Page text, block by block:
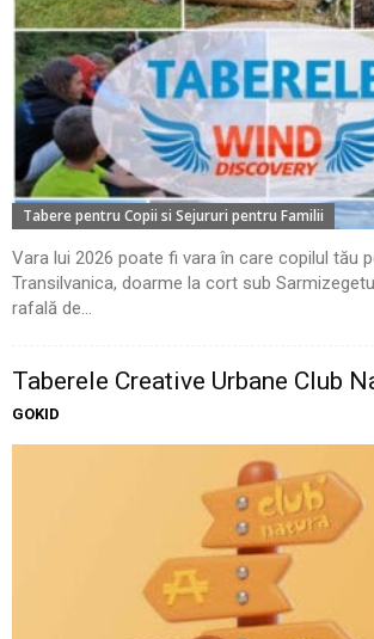
Tabere pentru Copii si Sejururi pentru Familii
Vara lui 2026 poate fi vara în care copilul tău
Transilvanica, doarme la cort sub
rafală de...
Taberele Creative Urbane Club
GOKID